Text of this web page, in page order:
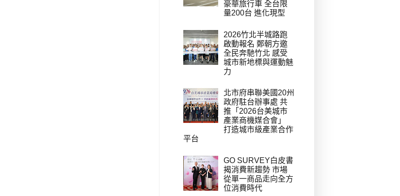
豪華旅行車 全台限
量200台 進化現型
2026竹北半城路跑
啟動報名 鄭朝方邀
全民奔馳竹北 感受
城市新地標與運動魅
力
北市府串聯美國20州
政府駐台辦事處 共
推「2026台美城市
產業商機媒合會」
打造城市級產業合作
平台
GO SURVEY白皮書
揭消費新趨勢 市場
從單一商品走向全方
位消費時代